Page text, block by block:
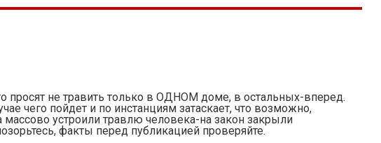
просят не травить только в ОДНОМ доме, в остальных-вперед.
чего пойдет и по инстанциям затаскает, что возможно,
массово устроили травлю человека-на закон закрыли
факты перед публикацией проверяйте.